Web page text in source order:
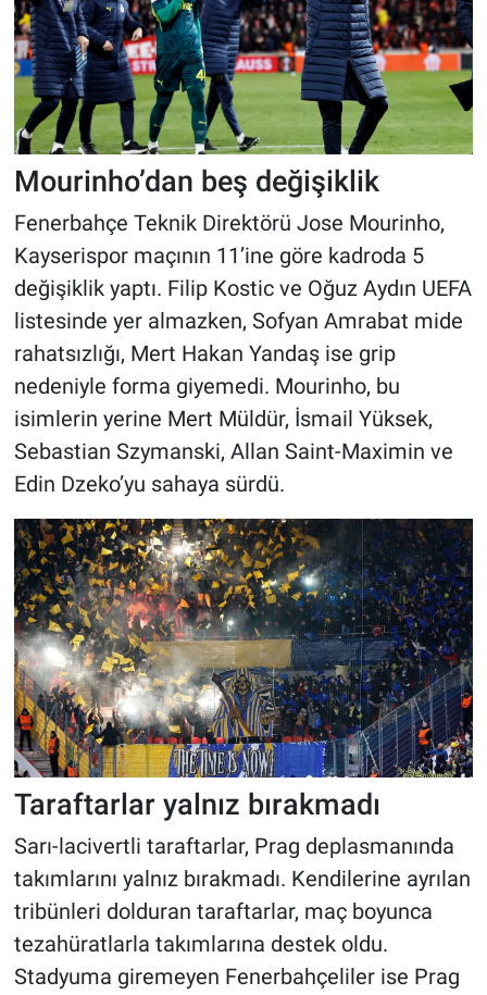
Mourinho’dan beş değişiklik
Fenerbahçe Teknik Direktörü Jose Mourinho,
Kayserispor maçının 11’ine göre kadroda 5
değişiklik yaptı. Filip Kostic ve Oğuz Aydın UEFA
listesinde yer almazken, Sofyan Amrabat mide
rahatsızlığı, Mert Hakan Yandaş ise grip
nedeniyle forma giyemedi. Mourinho, bu
isimlerin yerine Mert Müldür, İsmail Yüksek,
Sebastian Szymanski, Allan Saint-Maximin ve
Edin Dzeko’yu sahaya sürdü.
Taraftarlar yalnız bırakmadı
Sarı-lacivertli taraftarlar, Prag deplasmanında
takımlarını yalnız bırakmadı. Kendilerine ayrılan
tribünleri dolduran taraftarlar, maç boyunca
tezahüratlarla takımlarına destek oldu.
Stadyuma giremeyen Fenerbahçeliler ise Prag